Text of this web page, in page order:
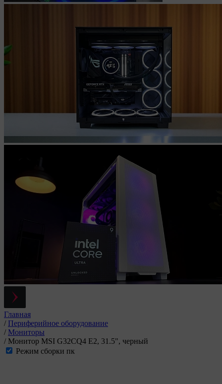
Главная
/ Периферийное оборудование
/ Мониторы
/ Монитор MSI G32CQ4 E2, 31.5", черный
Режим сборки пк